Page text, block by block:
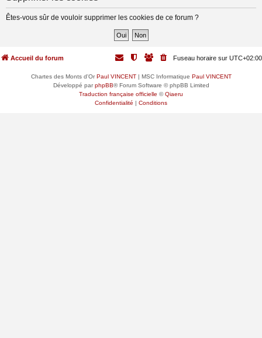
Êtes-vous sûr de vouloir supprimer les cookies de ce forum ?
Accueil du forum Fuseau horaire sur UTC+02:00
Chartes des Monts d'OrPaul VINCENT| MSC Informatique Paul VINCENT
Développé parphpBB® Forum Software © phpBB Limited
Traduction française officielle ©Qiaeru
Confidentialité | Conditions